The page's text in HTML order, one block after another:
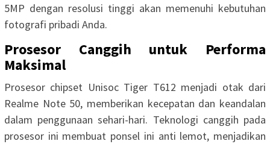
5MP dengan resolusi tinggi akan memenuhi kebutuhan
fotografi pribadi Anda.
Prosesor Canggih untuk Performa
Maksimal
Prosesor chipset Unisoc Tiger T612 menjadi otak dari
Realme Note 50, memberikan kecepatan dan keandalan
dalam penggunaan sehari-hari. Teknologi canggih pada
prosesor ini membuat ponsel ini anti lemot, menjadikan